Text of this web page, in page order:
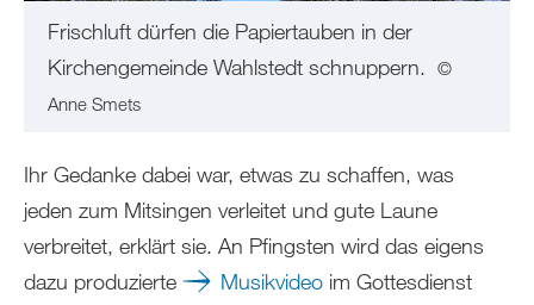
Frischluft dürfen die Papiertauben in der
Kirchengemeinde Wahlstedt schnuppern.
©
Anne Smets
Ihr Gedanke dabei war, etwas zu schaffen, was
jeden zum Mitsingen verleitet und gute Laune
verbreitet, erklärt sie. An Pfingsten wird das eigens
dazu produzierte
Musikvideo im Gottesdienst